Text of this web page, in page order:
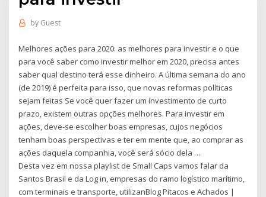
by Guest
Melhores ações para 2020: as melhores para investir e o que
para você saber como investir melhor em 2020, precisa antes
saber qual destino terá esse dinheiro. A última semana do ano
(de 2019) é perfeita para isso, que novas reformas políticas
sejam feitas Se você quer fazer um investimento de curto
prazo, existem outras opções melhores. Para investir em
ações, deve-se escolher boas empresas, cujos negócios
tenham boas perspectivas e ter em mente que, ao comprar as
ações daquela companhia, você será sócio dela …
Desta vez em nossa playlist de Small Caps vamos falar da
Santos Brasil e da Log in, empresas do ramo logístico marítimo,
com terminais e transporte, utilizanBlog Pitacos e Achados |